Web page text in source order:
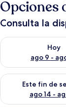
Opciones
Consulta la
Hoy
ago 9 -
Consulta la
Este fin de
ago 14 -
Consulta la